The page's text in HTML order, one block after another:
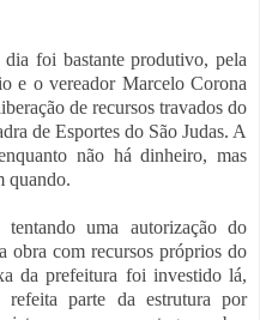
foi bastante produtivo, pela
e o vereador Marcelo Corona
de recursos travados do
de Esportes do São Judas. A
não há dinheiro, mas
quando.
uma autorização do
obra com recursos próprios do
da prefeitura foi investido lá,
refeita parte da estrutura por